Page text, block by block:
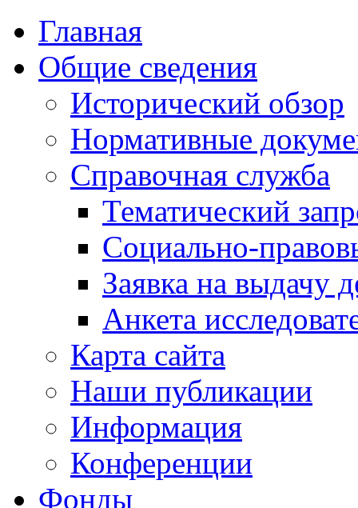
Главная
Общие сведения
Исторический обзор
Нормативные
Справочная служба
Тематический
Социально-
Заявка на выдачу
Анкета
Карта сайта
Наши публикации
Информация
Конференции
Фонды